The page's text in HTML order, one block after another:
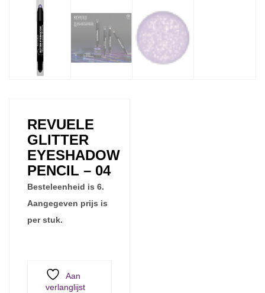
REVUELE
GLITTER
EYESHADOW
PENCIL – 04
Besteleenheid is 6.
Aangegeven prijs is
per stuk.
Aan
verlanglijst